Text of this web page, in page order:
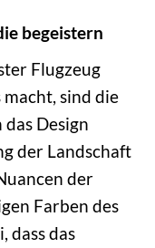
begeistern
Flugzeug
sind die
Design
der Landschaft
der
Farben des
dass das